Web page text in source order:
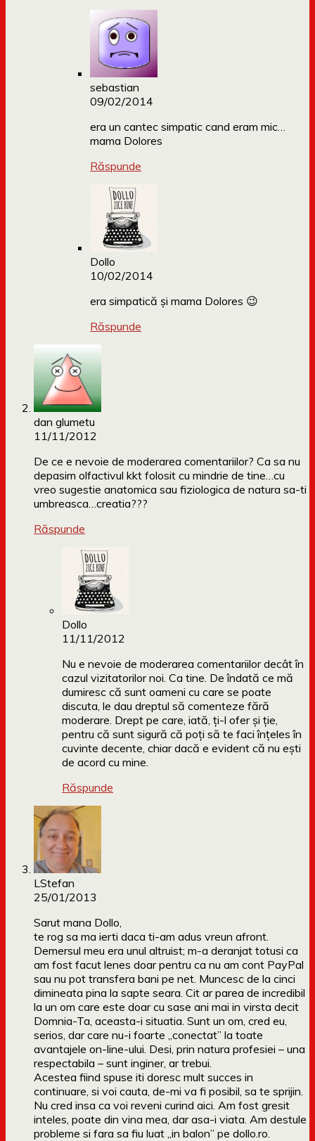
sebastian
09/02/2014
era un cantec simpatic cand eram mic…
mama Dolores
Răspunde
Dollo
10/02/2014
era simpatică și mama Dolores 😉
Răspunde
dan glumetu
11/11/2012
De ce e nevoie de moderarea comentariilor? Ca sa nu
depasim olfactivul kkt folosit cu mindrie de tine…cu
vreo sugestie anatomica sau fiziologica de natura sa-ti
umbreasca…creatia???
Răspunde
Dollo
11/11/2012
Nu e nevoie de moderarea comentariilor decât în
cazul vizitatorilor noi. Ca tine. De îndată ce mă
dumiresc că sunt oameni cu care se poate
discuta, le dau dreptul să comenteze fără
moderare. Drept pe care, iată, ți-l ofer și ție,
pentru că sunt sigură că poți să te faci înțeles în
cuvinte decente, chiar dacă e evident că nu ești
de acord cu mine.
Răspunde
LStefan
25/01/2013
Sarut mana Dollo,
te rog sa ma ierti daca ti-am adus vreun afront.
Demersul meu era unul altruist; m-a deranjat totusi ca
am fost facut lenes doar pentru ca nu am cont PayPal
sau nu pot transfera bani pe net. Muncesc de la cinci
dimineata pina la sapte seara. Cit ar parea de incredibil
la un om care este doar cu sase ani mai in virsta decit
Domnia-Ta, aceasta-i situatia. Sunt un om, cred eu,
serios, dar care nu-i foarte „conectat” la toate
avantajele on-line-ului. Desi, prin natura profesiei – una
respectabila – sunt inginer, ar trebui.
Acestea fiind spuse iti doresc mult succes in
continuare, si voi cauta, de-mi va fi posibil, sa te sprijin.
Nu cred insa ca voi reveni curind aici. Am fost gresit
inteles, poate din vina mea, dar asa-i viata. Am destule
probleme si fara sa fiu luat „in balon” pe dollo.ro.